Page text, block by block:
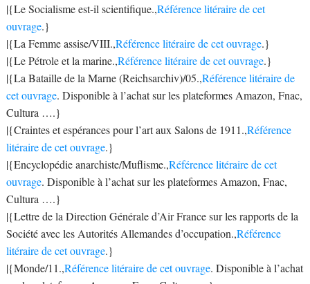
|{Le Socialisme est-il scientifique.,Référence litéraire de cet
ouvrage.}
|{La Femme assise/VIII.,Référence litéraire de cet ouvrage.}
|{Le Pétrole et la marine.,Référence litéraire de cet ouvrage.}
|{La Bataille de la Marne (Reichsarchiv)/05.,Référence litéraire de
cet ouvrage. Disponible à l’achat sur les plateformes Amazon, Fnac,
Cultura ….}
|{Craintes et espérances pour l’art aux Salons de 1911.,Référence
litéraire de cet ouvrage.}
|{Encyclopédie anarchiste/Muflisme.,Référence litéraire de cet
ouvrage. Disponible à l’achat sur les plateformes Amazon, Fnac,
Cultura ….}
|{Lettre de la Direction Générale d’Air France sur les rapports de la
Société avec les Autorités Allemandes d’occupation.,Référence
litéraire de cet ouvrage.}
|{Monde/11.,Référence litéraire de cet ouvrage. Disponible à l’achat